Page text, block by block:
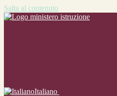
Salta al contenuto
Italiano